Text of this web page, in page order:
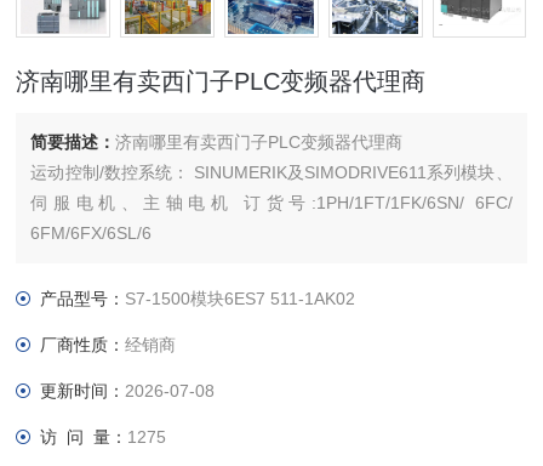
济南哪里有卖西门子PLC变频器代理商
简要描述：济南哪里有卖西门子PLC变频器代理商
运动控制/数控系统： SINUMERIK及SIMODRIVE611系列模块、
伺服电机、主轴电机 订货号:1PH/1FT/1FK/6SN/ 6FC/
6FM/6FX/6SL/6
ET200 S SP 变频器V系列 MM系列 6SE70停产工程型变频器
产品型号： S7-1500模块6ES7 511-1AK02
厂商性质：经销商
更新时间： 2026-07-08
访 问 量： 1275